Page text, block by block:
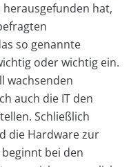
hat,
so genannte
oder wichtig ein.
wachsenden
auch die IT den
Schließlich
die Hardware zur
bei den